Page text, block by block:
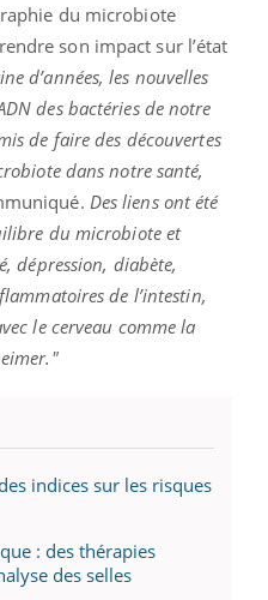
du microbiote
son impact sur l’état
d’années, les nouvelles
des bactéries de notre
de faire des découvertes
dans notre santé,
Des liens ont été
du microbiote et
dépression, diabète,
de l’intestin,
le cerveau comme la
indices sur les risques
: des thérapies
des selles